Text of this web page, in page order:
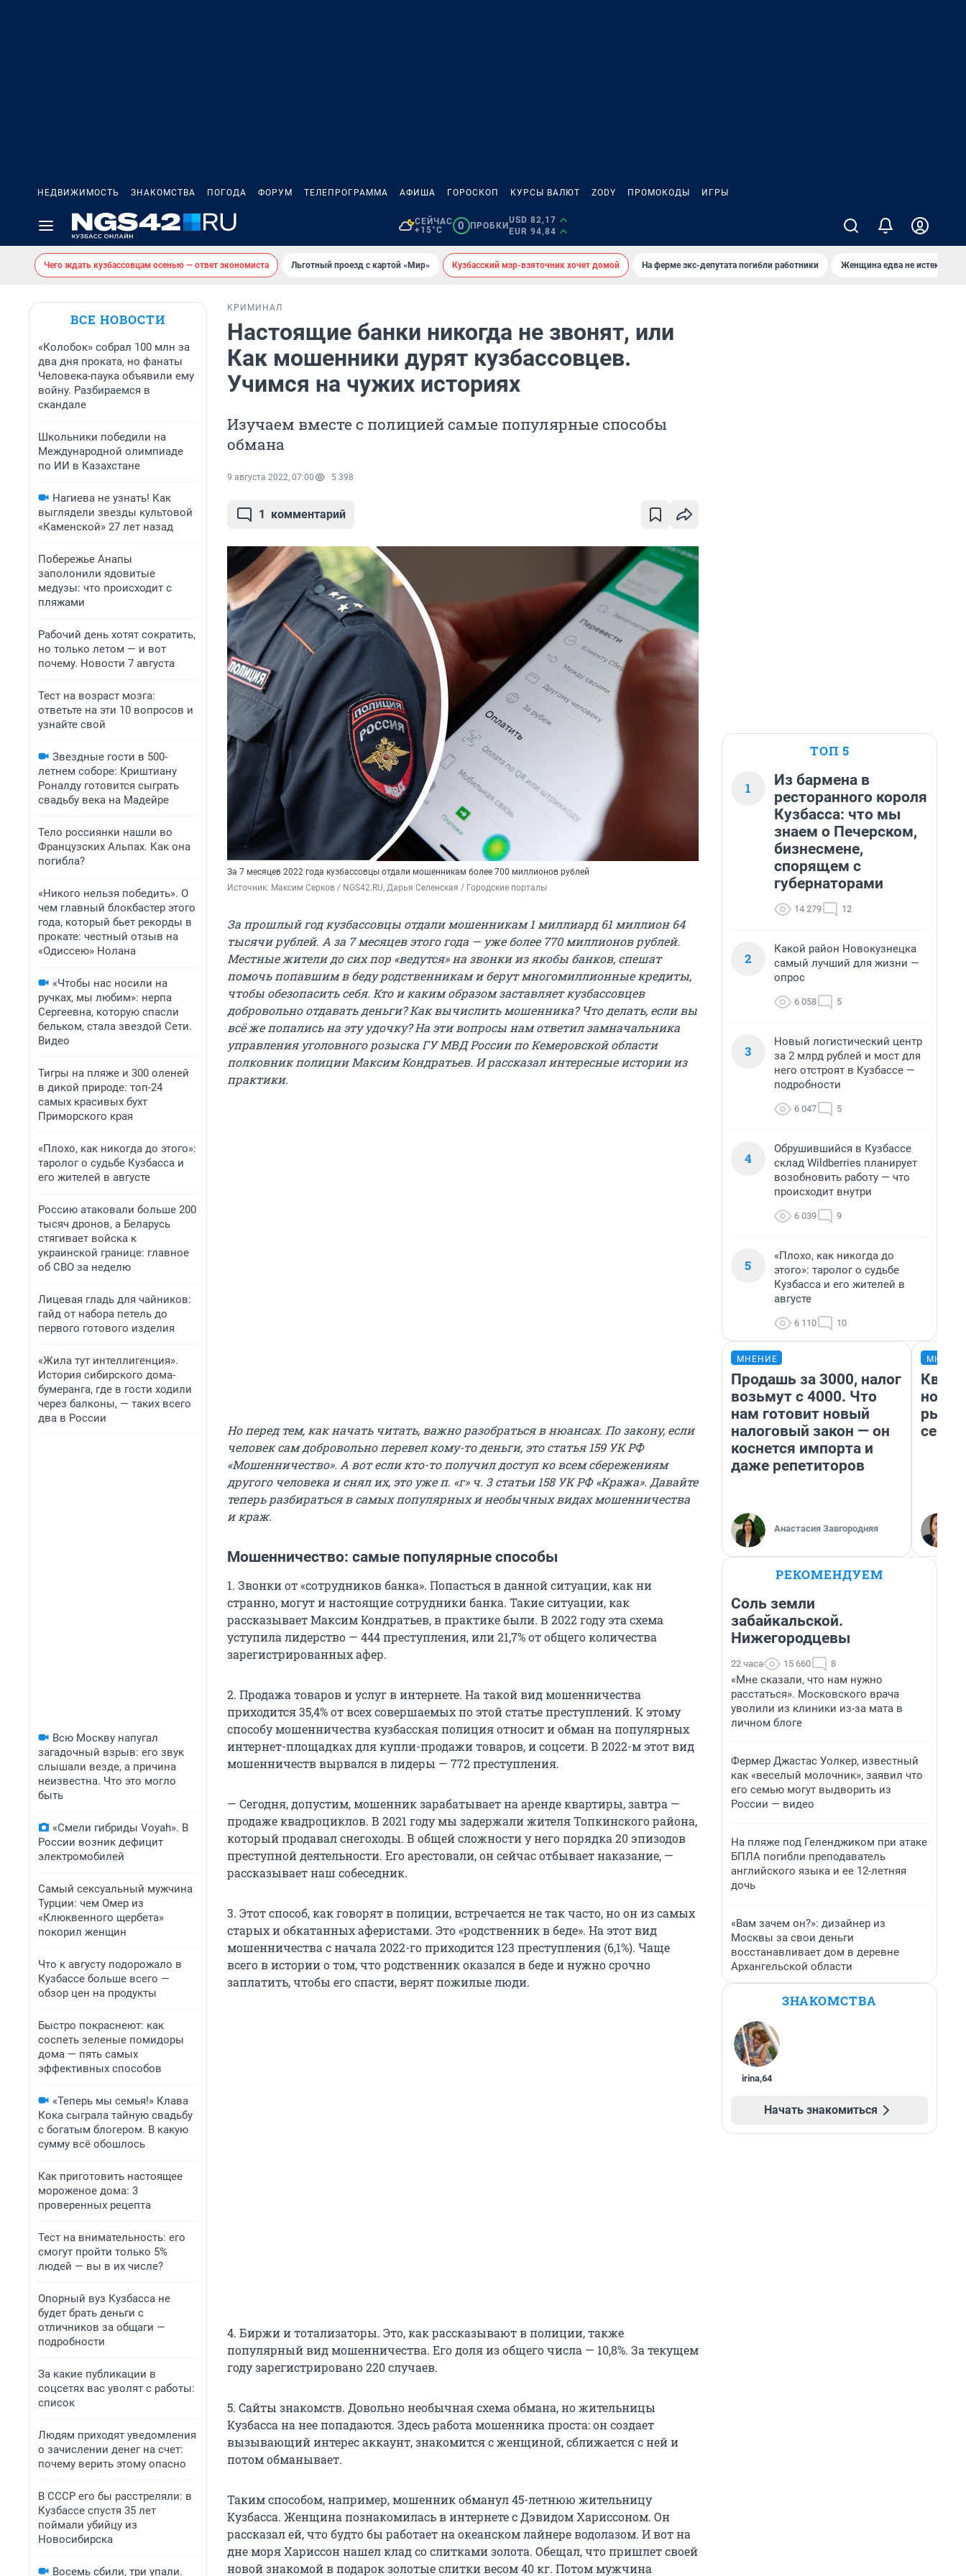
НЕДВИЖИМОСТЬ ЗНАКОМСТВА ПОГОДА ФОРУМ ТЕЛЕПРОГРАММА АФИША ГОРОСКОП КУРСЫ ВАЛЮТ ZODY ПРОМОКОДЫ ИГРЫ
СЕЙЧАС
+15°C
0 ПРОБКИ
USD 82,17
EUR 94,84
Чего ждать кузбассовцам осенью — ответ экономиста Льготный проезд с картой «Мир» Кузбасский мэр-взяточник хочет домой На ферме экс-депутата погибли работники Женщина едва не истекла
ВСЕ НОВОСТИ
«Колобок» собрал 100 млн за
два дня проката, но фанаты
Человека-паука объявили ему
войну. Разбираемся в
скандале
Школьники победили на
Международной олимпиаде
по ИИ в Казахстане
Нагиева не узнать! Как
выглядели звезды культовой
«Каменской» 27 лет назад
Побережье Анапы
заполонили ядовитые
медузы: что происходит с
пляжами
Рабочий день хотят сократить,
но только летом — и вот
почему. Новости 7 августа
Тест на возраст мозга:
ответьте на эти 10 вопросов и
узнайте свой
Звездные гости в 500-
летнем соборе: Криштиану
Роналду готовится сыграть
свадьбу века на Мадейре
Тело россиянки нашли во
Французских Альпах. Как она
погибла?
«Никого нельзя победить». О
чем главный блокбастер этого
года, который бьет рекорды в
прокате: честный отзыв на
«Одиссею» Нолана
«Чтобы нас носили на
ручках, мы любим»: нерпа
Сергеевна, которую спасли
бельком, стала звездой Сети.
Видео
Тигры на пляже и 300 оленей
в дикой природе: топ-24
самых красивых бухт
Приморского края
«Плохо, как никогда до этого»:
таролог о судьбе Кузбасса и
его жителей в августе
Россию атаковали больше 200
тысяч дронов, а Беларусь
стягивает войска к
украинской границе: главное
об СВО за неделю
Лицевая гладь для чайников:
гайд от набора петель до
первого готового изделия
«Жила тут интеллигенция».
История сибирского дома-
бумеранга, где в гости ходили
через балконы, — таких всего
два в России
Всю Москву напугал
загадочный взрыв: его звук
слышали везде, а причина
неизвестна. Что это могло
быть
«Смели гибриды Voyah». В
России возник дефицит
электромобилей
Самый сексуальный мужчина
Турции: чем Омер из
«Клюквенного щербета»
покорил женщин
Что к августу подорожало в
Кузбассе больше всего —
обзор цен на продукты
Быстро покраснеют: как
соспеть зеленые помидоры
дома — пять самых
эффективных способов
«Теперь мы семья!» Клава
Кока сыграла тайную свадьбу
с богатым блогером. В какую
сумму всё обошлось
Как приготовить настоящее
мороженое дома: 3
проверенных рецепта
Тест на внимательность: его
смогут пройти только 5%
людей — вы в их числе?
Опорный вуз Кузбасса не
будет брать деньги с
отличников за общаги —
подробности
За какие публикации в
соцсетях вас уволят с работы:
список
Людям приходят уведомления
о зачислении денег на счет:
почему верить этому опасно
В СССР его бы расстреляли: в
Кузбассе спустя 35 лет
поймали убийцу из
Новосибирска
Восемь сбили, три упали.
КРИМИНАЛ
Настоящие банки никогда не звонят, или
Как мошенники дурят кузбассовцев.
Учимся на чужих историях
Изучаем вместе с полицией самые популярные способы
обмана
9 августа 2022, 07:00 5 398
1 комментарий
За 7 месяцев 2022 года кузбассовцы отдали мошенникам более 700 миллионов рублей
Источник: Максим Серков / NGS42.RU, Дарья Селенская / Городские порталы
За прошлый год кузбассовцы отдали мошенникам 1 миллиард 61 миллион 64
тысячи рублей. А за 7месяцевэтого года — уже более 770 миллионов рублей.
Местные жители до сих пор «ведутся» на звонки из якобы банков, спешат
помочь попавшим в беду родственникам и берут многомиллионные кредиты,
чтобы обезопасить себя. Кто и каким образом заставляет кузбассовцев
добровольно отдавать деньги? Как вычислить мошенника? Что делать, если вы
всё же попались на эту удочку? На эти вопросы нам ответил замначальника
управления уголовного розыска ГУ МВД России по Кемеровской области
полковник полиции Максим Кондратьев. И рассказал интересные истории из
практики.
Но перед тем, как начать читать, важно разобраться в нюансах. По закону, если
человек сам добровольно перевел кому-то деньги, это статья 159 УК РФ
«Мошенничество». А вот если кто-то получил доступ ко всем сбережениям
другого человека и снял их, это уже п. «г» ч. 3статьи158 УК РФ «Кража». Давайте
теперь разбираться в самых популярных и необычных видах мошенничества
и краж.
Мошенничество: самые популярные способы
1. Звонки от «сотрудников банка». Попасться в данной ситуации, как ни
странно, могут и настоящие сотрудники банка. Такие ситуации, как
рассказывает Максим Кондратьев, в практике были. В 2022 году эта схема
уступила лидерство — 444 преступления, или 21,7% от общего количества
зарегистрированных афер.
2. Продажа товаров и услуг в интернете. На такой вид мошенничества
приходится 35,4% от всех совершаемых по этой статье преступлений. К этому
способу мошенничества кузбасская полиция относит и обман на популярных
интернет-площадках для купли-продажи товаров, и соцсети. В 2022-м этот вид
мошенничеств вырвался в лидеры — 772 преступления.
— Сегодня, допустим, мошенник зарабатывает на аренде квартиры, завтра —
продаже квадроциклов. В 2021 году мы задержали жителя Топкинского района,
который продавал снегоходы. В общей сложности у него порядка 20 эпизодов
преступной деятельности. Его арестовали, он сейчас отбывает наказание, —
рассказывает наш собеседник.
3. Этот способ, как говорят в полиции, встречается не так часто, но он из самых
старых и обкатанных аферистами. Это «родственник в беде». На этот вид
мошенничества с начала 2022-го приходится 123 преступления (6,1%). Чаще
всего в истории о том, что родственник оказался в беде и нужно срочно
заплатить, чтобы его спасти, верят пожилые люди.
4. Биржи и тотализаторы. Это, как рассказывают в полиции, также
популярный вид мошенничества. Его доля из общего числа — 10,8%. За текущем
году зарегистрировано 220 случаев.
5. Сайты знакомств. Довольно необычная схема обмана, но жительницы
Кузбасса на нее попадаются. Здесь работа мошенника проста: он создает
вызывающий интерес аккаунт, знакомится с женщиной, сближается с ней и
потом обманывает.
Таким способом, например, мошенник обманул 45-летнюю жительницу
Кузбасса. Женщина познакомилась в интернете с Дэвидом Хариссоном. Он
рассказал ей, что будто бы работает на океанском лайнере водолазом. И вот на
дне моря Хариссон нашел клад со слитками золота. Обещал, что пришлет своей
новой знакомой в подарок золотые слитки весом 40 кг. Потом мужчина
ТОП 5
1
Из бармена в
ресторанного короля
Кузбасса: что мы
знаем о Печерском,
бизнесмене,
спорящем с
губернаторами
14 279 12
2
Какой район Новокузнецка
самый лучший для жизни —
опрос
6 058 5
3
Новый логистический центр
за 2 млрд рублей и мост для
него отстроят в Кузбассе —
подробности
6 047 5
4
Обрушившийся в Кузбассе
склад Wildberries планирует
возобновить работу — что
происходит внутри
6 039 9
5
«Плохо, как никогда до
этого»: таролог о судьбе
Кузбасса и его жителей в
августе
6 110 10
МНЕНИЕ
Продашь за 3000, налог
возьмут с 4000. Что
нам готовит новый
налоговый закон — он
коснется импорта и
даже репетиторов
Анастасия Завгородняя
но
РЕКОМЕНДУЕМ
Соль земли
забайкальской.
Нижегородцевы
22 часа 15 660 8
«Мне сказали, что нам нужно
расстаться». Московского врача
уволили из клиники из-за мата в
личном блоге
Фермер Джастас Уолкер, известный
как «веселый молочник», заявил что
его семью могут выдворить из
России — видео
На пляже под Геленджиком при атаке
БПЛА погибли преподаватель
английского языка и ее 12-летняя
дочь
«Вам зачем он?»: дизайнер из
Москвы за свои деньги
восстанавливает дом в деревне
Архангельской области
ЗНАКОМСТВА
irina,64
Начать знакомиться